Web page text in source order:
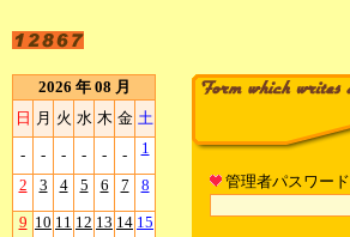
2026 年 08 月
日 月 火 水 木 金 土
- - - - - - 1
2 3 4 5 6 7 8
9 10 11 12 13 14 15
管理者パスワード